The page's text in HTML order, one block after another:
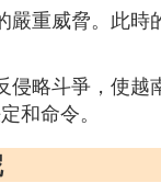
重威脅。此
略斗爭，使
和命令。